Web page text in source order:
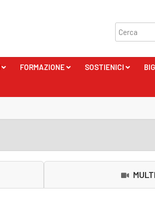
FORMAZIONE SOSTIENICI